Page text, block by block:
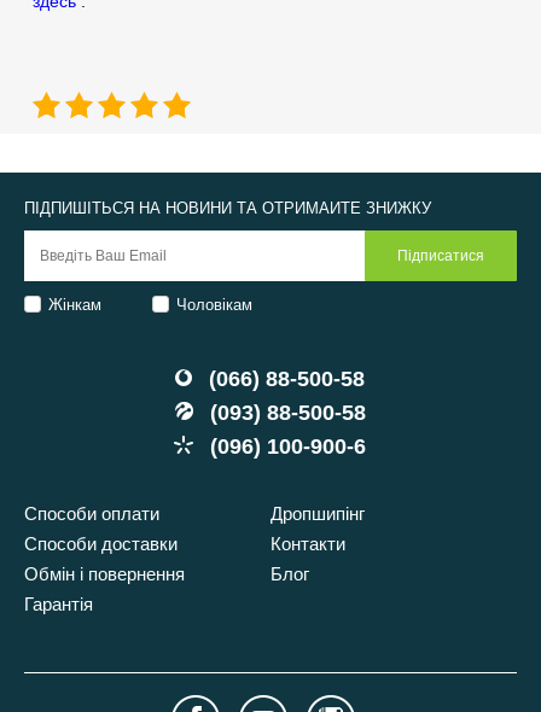
(066) 88-500-58
(093) 88-500-58
(096) 100-900-6
Способи оплати
Способи доставки
Обмін і повернення
Гарантія
Дропшипінг
Контакти
Блог
ПІДПИШІТЬСЯ НА НОВИНИ ТА ОТРИМАЙТЕ ЗНИЖКУ
Жінкам Чоловікам